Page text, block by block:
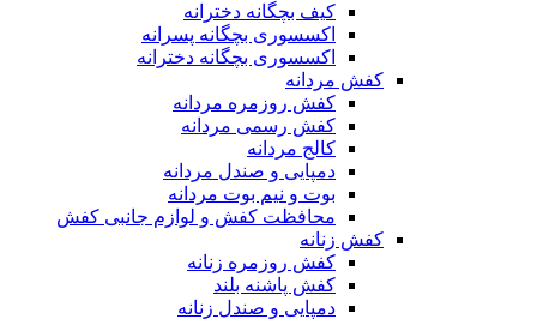
کیف بچگانه دخترانه
اکسسوری بچگانه پسرانه
اکسسوری بچگانه دخترانه
کفش مردانه
کفش روزمره مردانه
کفش رسمی مردانه
کالج مردانه
دمپایی و صندل مردانه
بوت و نیم بوت مردانه
محافظت کفش و لوازم جانبی کفش
کفش زنانه
کفش روزمره زنانه
کفش پاشنه بلند
دمپایی و صندل زنانه